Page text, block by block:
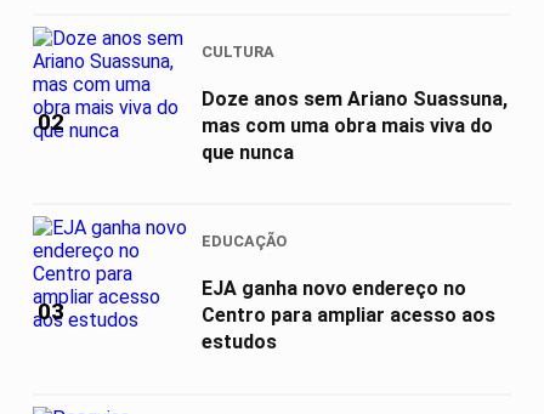
02
CULTURA
Doze anos sem Ariano Suassuna,
mas com uma obra mais viva do
que nunca
03
EDUCAÇÃO
EJA ganha novo endereço no
Centro para ampliar acesso aos
estudos